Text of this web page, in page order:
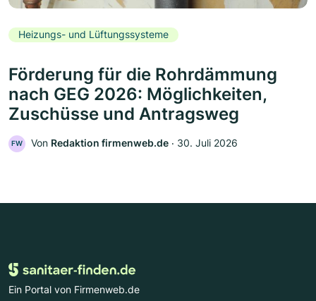
Heizungs- und Lüftungssysteme
Förderung für die Rohrdämmung
nach GEG 2026: Möglichkeiten,
Zuschüsse und Antragsweg
FW Von Redaktion firmenweb.de ‧ 30. Juli 2026
Ein Portal von Firmenweb.de